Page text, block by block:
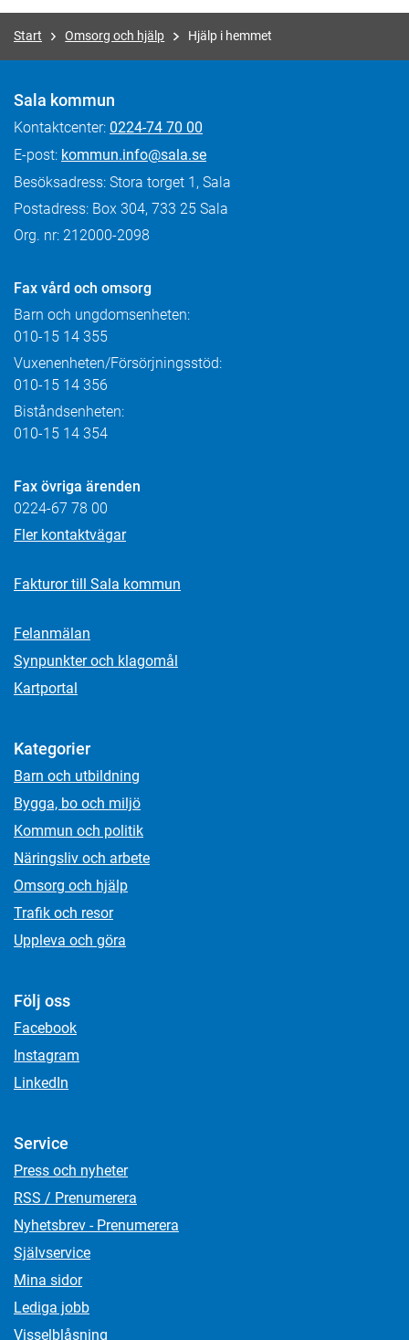
Start Omsorg och hjälp Hjälp i hemmet
Sala kommun
Kontaktcenter: 0224-74 70 00
E-post: kommun.info@sala.se
Besöksadress: Stora torget 1, Sala
Postadress: Box 304, 733 25 Sala
Org. nr: 212000-2098
Fax vård och omsorg
Barn och ungdomsenheten:
010-15 14 355
Vuxenenheten/Försörjningsstöd:
010-15 14 356
Biståndsenheten:
010-15 14 354
Fax övriga ärenden
0224-67 78 00
Fler kontaktvägar
Fakturor till Sala kommun
Felanmälan
Synpunkter och klagomål
Kartportal
Kategorier
Barn och utbildning
Bygga, bo och miljö
Kommun och politik
Näringsliv och arbete
Omsorg och hjälp
Trafik och resor
Uppleva och göra
Följ oss
Facebook
Instagram
LinkedIn
Service
Press och nyheter
RSS / Prenumerera
Nyhetsbrev - Prenumerera
Självservice
Mina sidor
Lediga jobb
Visselblåsning